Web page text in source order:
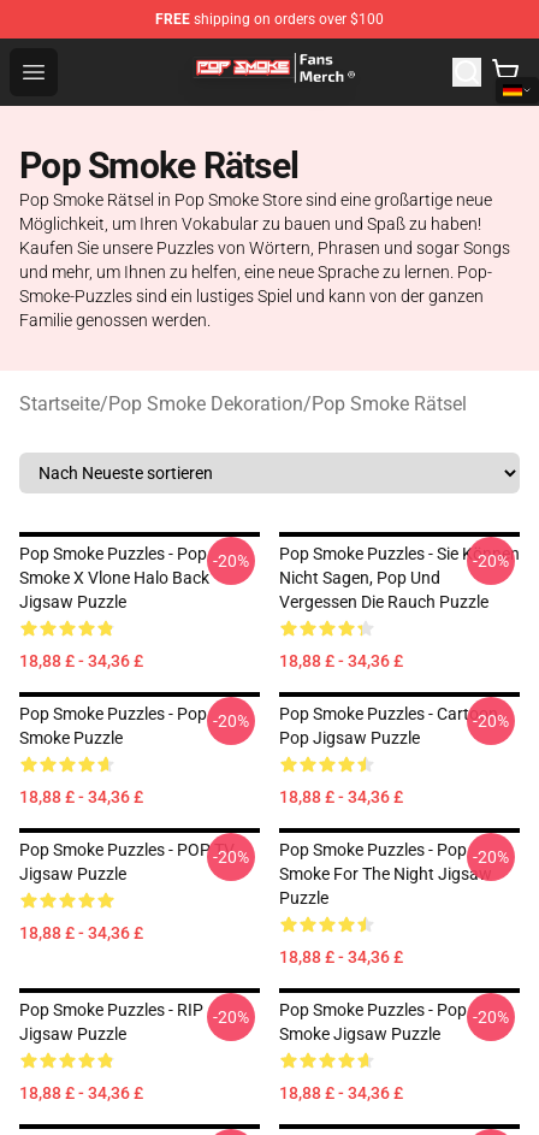
FREE shipping on orders over $100
Open menu
Pop Smoke Store - Official Pop Smoke Merchandise
Pop Smoke Rätsel
Pop Smoke Rätsel in Pop Smoke Store sind eine großartige neue
Möglichkeit, um Ihren Vokabular zu bauen und Spaß zu haben!
Kaufen Sie unsere Puzzles von Wörtern, Phrasen und sogar Songs
und mehr, um Ihnen zu helfen, eine neue Sprache zu lernen. Pop-
Smoke-Puzzles sind ein lustiges Spiel und kann von der ganzen
Familie genossen werden.
Startseite/Pop Smoke Dekoration/Pop Smoke Rätsel
Pop Smoke Puzzles - Pop
Smoke X Vlone Halo Back
Jigsaw Puzzle
18,88 £ - 34,36 £
-20%
Pop Smoke Puzzles - Sie Können
Nicht Sagen, Pop Und
Vergessen Die Rauch Puzzle
18,88 £ - 34,36 £
-20%
Pop Smoke Puzzles - Pop
Smoke Puzzle
18,88 £ - 34,36 £
-20%
Pop Smoke Puzzles - Cartoon
Pop Jigsaw Puzzle
18,88 £ - 34,36 £
-20%
Pop Smoke Puzzles - POP TV
Jigsaw Puzzle
18,88 £ - 34,36 £
-20%
Pop Smoke Puzzles - Pop
Smoke For The Night Jigsaw
Puzzle
18,88 £ - 34,36 £
-20%
Pop Smoke Puzzles - RIP
Jigsaw Puzzle
18,88 £ - 34,36 £
-20%
Pop Smoke Puzzles - Pop
Smoke Jigsaw Puzzle
18,88 £ - 34,36 £
-20%